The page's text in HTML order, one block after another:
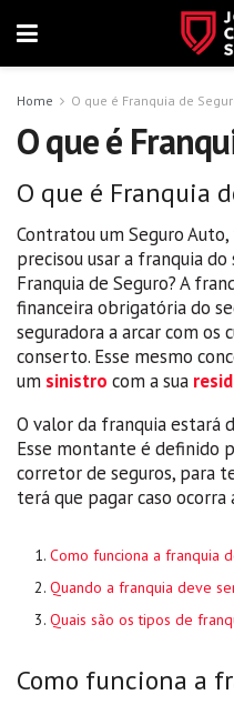
Home O que é Franquia de
O que é
O que é Franquia
Contratou um Seguro
precisou usar a franquia do
Franquia de Seguro? A
financeira obrigatória do
seguradora a arcar com os
conserto. Esse mesmo
um sinistro com a sua
O valor da franquia estará
Esse montante é definido
corretor de seguros, para
terá que pagar caso
Como funciona a franquia
Quando a franquia deve
Quais são os tipos de
Como funciona a